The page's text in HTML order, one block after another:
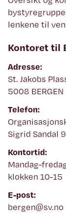
lenkene til
Kontoret til
Adresse:
St. Jakobs
5008 BERGEN
Telefon:
Sigrid Sandal
Kontortid:
Mandag-
klokken 10-15
E-post:
bergen@sv.no